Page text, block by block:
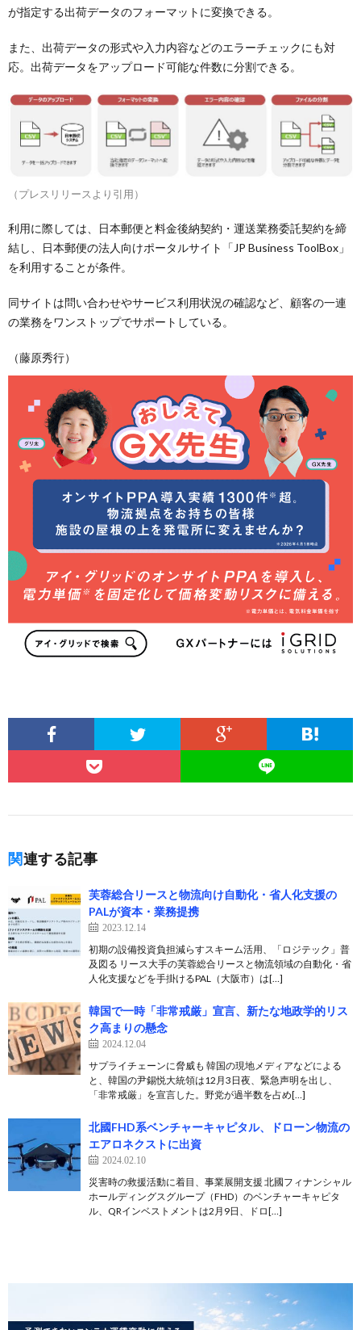
が指定する出荷データのフォーマットに変換できる。
また、出荷データの形式や入力内容などのエラーチェックにも対
応。出荷データをアップロード可能な件数に分割できる。
（プレスリリースより引用）
利用に際しては、日本郵便と料金後納契約・運送業務委託契約を締
結し、日本郵便の法人向けポータルサイト「JP Business ToolBox」
を利用することが条件。
同サイトは問い合わせやサービス利用状況の確認など、顧客の一連
の業務をワンストップでサポートしている。
（藤原秀行）
関連する記事
芙蓉総合リースと物流向け自動化・省人化支援の
PALが資本・業務提携
2023.12.14
初期の設備投資負担減らすスキーム活用、「ロジテック」普
及図る リース大手の芙蓉総合リースと物流領域の自動化・省
人化支援などを手掛けるPAL（大阪市）は[…]
韓国で一時「非常戒厳」宣言、新たな地政学的リス
ク高まりの懸念
2024.12.04
サプライチェーンに脅威も 韓国の現地メディアなどによる
と、韓国の尹錫悦大統領は12月3日夜、緊急声明を出し、
「非常戒厳」を宣言した。野党が過半数を占め[…]
北國FHD系ベンチャーキャピタル、ドローン物流の
エアロネクストに出資
2024.02.10
災害時の救援活動に着目、事業展開支援 北國フィナンシャル
ホールディングスグループ（FHD）のベンチャーキャピタ
ル、QRインベストメントは2月9日、ドロ[…]